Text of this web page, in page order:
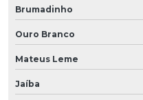
Brumadinho
Ouro Branco
Mateus Leme
Jaíba